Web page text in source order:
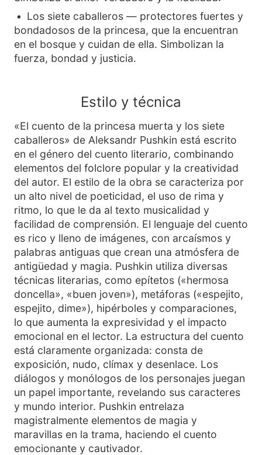
Los siete caballeros — protectores fuertes y
bondadosos de la princesa, que la encuentran
en el bosque y cuidan de ella. Simbolizan la
fuerza, bondad y justicia.
Estilo y técnica
«El cuento de la princesa muerta y los siete
caballeros» de Aleksandr Pushkin está escrito
en el género del cuento literario, combinando
elementos del folclore popular y la creatividad
del autor. El estilo de la obra se caracteriza por
un alto nivel de poeticidad, el uso de rima y
ritmo, lo que le da al texto musicalidad y
facilidad de comprensión. El lenguaje del cuento
es rico y lleno de imágenes, con arcaísmos y
palabras antiguas que crean una atmósfera de
antigüedad y magia. Pushkin utiliza diversas
técnicas literarias, como epítetos («hermosa
doncella», «buen joven»), metáforas («espejito,
espejito, dime»), hipérboles y comparaciones,
lo que aumenta la expresividad y el impacto
emocional en el lector. La estructura del cuento
está claramente organizada: consta de
exposición, nudo, clímax y desenlace. Los
diálogos y monólogos de los personajes juegan
un papel importante, revelando sus caracteres
y mundo interior. Pushkin entrelaza
magistralmente elementos de magia y
maravillas en la trama, haciendo el cuento
emocionante y cautivador.